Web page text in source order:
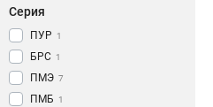
Серия
ПУР 1
БРС 1
ПМЭ 7
ПМБ 1